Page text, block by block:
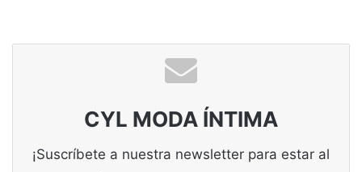
CYL MODA ÍNTIMA
¡Suscríbete a nuestra newsletter para estar al